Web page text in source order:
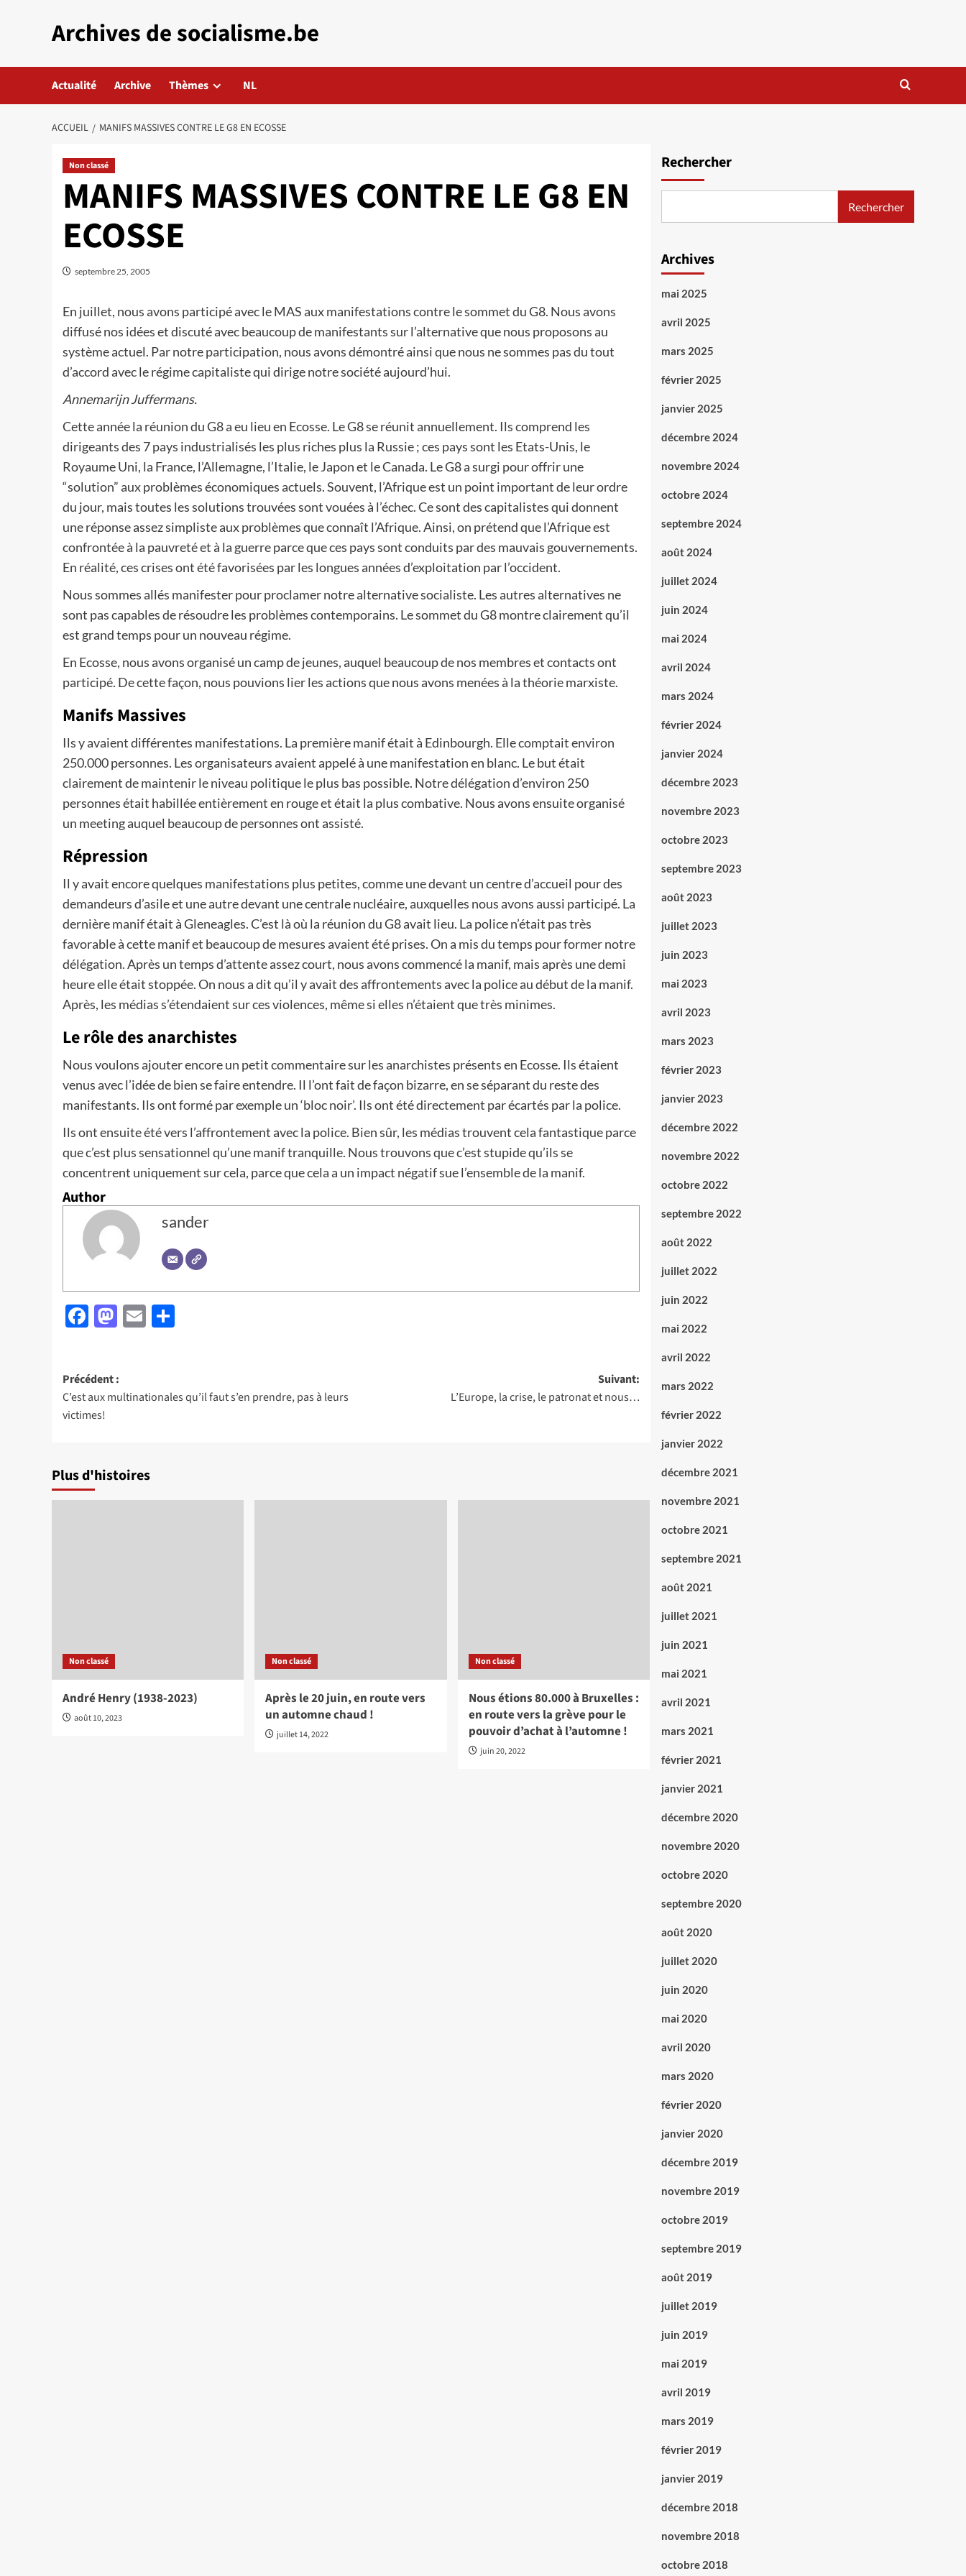
Archives de socialisme.be
Actualité Archive Thèmes NL
ACCUEIL MANIFS MASSIVES CONTRE LE G8 EN ECOSSE
Non classé
MANIFS MASSIVES CONTRE LE G8 EN
ECOSSE
septembre 25, 2005
En juillet, nous avons participé avec le MAS aux manifestations contre le sommet du G8. Nous avons
diffusé nos idées et discuté avec beaucoup de manifestants sur l’alternative que nous proposons au
système actuel. Par notre participation, nous avons démontré ainsi que nous ne sommes pas du tout
d’accord avec le régime capitaliste qui dirige notre société aujourd’hui.
Annemarijn Juffermans.
Cette année la réunion du G8 a eu lieu en Ecosse. Le G8 se réunit annuellement. Ils comprend les
dirigeants des 7 pays industrialisés les plus riches plus la Russie ; ces pays sont les Etats-Unis, le
Royaume Uni, la France, l’Allemagne, l’Italie, le Japon et le Canada. Le G8 a surgi pour offrir une
“solution” aux problèmes économiques actuels. Souvent, l’Afrique est un point important de leur ordre
du jour, mais toutes les solutions trouvées sont vouées à l’échec. Ce sont des capitalistes qui donnent
une réponse assez simpliste aux problèmes que connaît l’Afrique. Ainsi, on prétend que l’Afrique est
confrontée à la pauvreté et à la guerre parce que ces pays sont conduits par des mauvais gouvernements.
En réalité, ces crises ont été favorisées par les longues années d’exploitation par l’occident.
Nous sommes allés manifester pour proclamer notre alternative socialiste. Les autres alternatives ne
sont pas capables de résoudre les problèmes contemporains. Le sommet du G8 montre clairement qu’il
est grand temps pour un nouveau régime.
En Ecosse, nous avons organisé un camp de jeunes, auquel beaucoup de nos membres et contacts ont
participé. De cette façon, nous pouvions lier les actions que nous avons menées à la théorie marxiste.
Manifs Massives
Ils y avaient différentes manifestations. La première manif était à Edinbourgh. Elle comptait environ
250.000 personnes. Les organisateurs avaient appelé à une manifestation en blanc. Le but était
clairement de maintenir le niveau politique le plus bas possible. Notre délégation d’environ 250
personnes était habillée entièrement en rouge et était la plus combative. Nous avons ensuite organisé
un meeting auquel beaucoup de personnes ont assisté.
Répression
Il y avait encore quelques manifestations plus petites, comme une devant un centre d’accueil pour des
demandeurs d’asile et une autre devant une centrale nucléaire, auxquelles nous avons aussi participé. La
dernière manif était à Gleneagles. C’est là où la réunion du G8 avait lieu. La police n’était pas très
favorable à cette manif et beaucoup de mesures avaient été prises. On a mis du temps pour former notre
délégation. Après un temps d’attente assez court, nous avons commencé la manif, mais après une demi
heure elle était stoppée. On nous a dit qu’il y avait des affrontements avec la police au début de la manif.
Après, les médias s’étendaient sur ces violences, même si elles n’étaient que très minimes.
Le rôle des anarchistes
Nous voulons ajouter encore un petit commentaire sur les anarchistes présents en Ecosse. Ils étaient
venus avec l’idée de bien se faire entendre. Il l’ont fait de façon bizarre, en se séparant du reste des
manifestants. Ils ont formé par exemple un ‘bloc noir’. Ils ont été directement par écartés par la police.
Ils ont ensuite été vers l’affrontement avec la police. Bien sûr, les médias trouvent cela fantastique parce
que c’est plus sensationnel qu’une manif tranquille. Nous trouvons que c’est stupide qu’ils se
concentrent uniquement sur cela, parce que cela a un impact négatif sue l’ensemble de la manif.
Author
sander
Facebook
Mastodon
Email
Navigation
d’article
Précédent :
C’est aux multinationales qu’il faut s’en prendre, pas à leurs
victimes!
Suivant:
L’Europe, la crise, le patronat et nous…
Plus d'histoires
Non classé
André Henry (1938-2023)
août 10, 2023
Non classé
Après le 20 juin, en route vers
un automne chaud !
juillet 14, 2022
Non classé
Nous étions 80.000 à Bruxelles :
en route vers la grève pour le
pouvoir d’achat à l’automne !
juin 20, 2022
Rechercher
Rechercher
Archives
mai 2025
avril 2025
mars 2025
février 2025
janvier 2025
décembre 2024
novembre 2024
octobre 2024
septembre 2024
août 2024
juillet 2024
juin 2024
mai 2024
avril 2024
mars 2024
février 2024
janvier 2024
décembre 2023
novembre 2023
octobre 2023
septembre 2023
août 2023
juillet 2023
juin 2023
mai 2023
avril 2023
mars 2023
février 2023
janvier 2023
décembre 2022
novembre 2022
octobre 2022
septembre 2022
août 2022
juillet 2022
juin 2022
mai 2022
avril 2022
mars 2022
février 2022
janvier 2022
décembre 2021
novembre 2021
octobre 2021
septembre 2021
août 2021
juillet 2021
juin 2021
mai 2021
avril 2021
mars 2021
février 2021
janvier 2021
décembre 2020
novembre 2020
octobre 2020
septembre 2020
août 2020
juillet 2020
juin 2020
mai 2020
avril 2020
mars 2020
février 2020
janvier 2020
décembre 2019
novembre 2019
octobre 2019
septembre 2019
août 2019
juillet 2019
juin 2019
mai 2019
avril 2019
mars 2019
février 2019
janvier 2019
décembre 2018
novembre 2018
octobre 2018